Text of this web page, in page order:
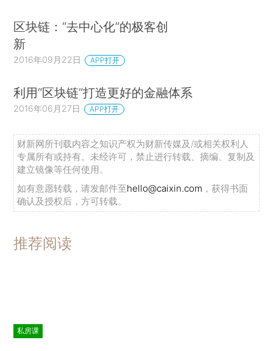
区块链：“去中心化”的极客创
新
2016年09月22日 APP打开
利用“区块链”打造更好的金融体系
2016年06月27日 APP打开
财新网所刊载内容之知识产权为财新传媒及/或相关权利人
专属所有或持有。未经许可，禁止进行转载、摘编、复制及
建立镜像等任何使用。
如有意愿转载，请发邮件至hello@caixin.com ，获得书面
确认及授权后，方可转载。
推荐阅读
私房课